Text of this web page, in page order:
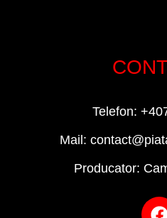
Telefon:
Mail:
Producator: